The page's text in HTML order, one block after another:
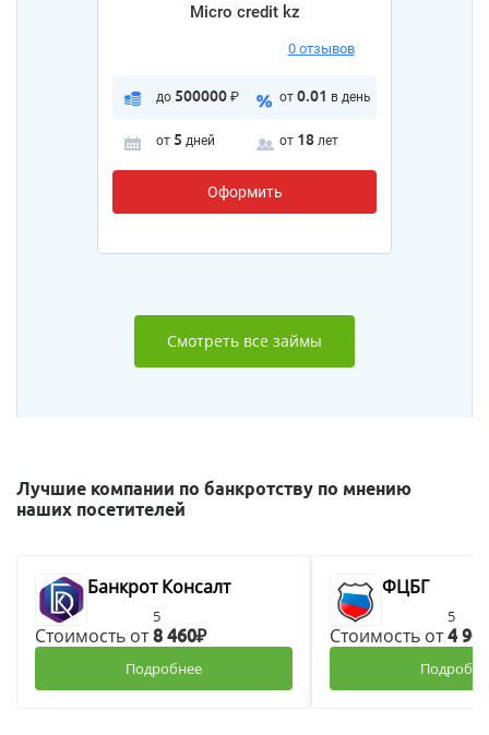
Micro credit kz
0 отзывов
до 500000 ₽ от 0.01 в день
от 5 дней от 18 лет
Оформить
Смотреть все займы
Лучшие компании по банкротству по мнению
наших посетителей
Банкрот Консалт
5
Стоимость от8 460₽
Подробнее
ФЦБГ
5
Стоимость от4